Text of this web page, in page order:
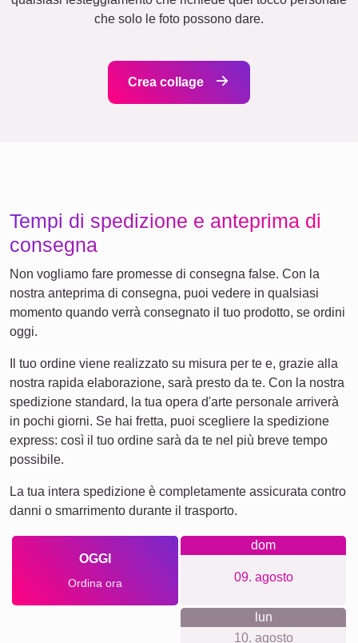
Lutto Lutto per animali domestici
Ciò per cui ci battiamo
trasparenza nei prezzi. Non richiediamo la creazione di un
account e non utilizziamo tracciamenti o inviamo newsletter.
Riteniamo che un'esperienza utente senza stress e
rispettosa della sicurezza sia essenziale. Inoltre, siamo
impegnati verso la sostenibilità ambientale nelle nostre
Questa Fotocollage è ideale per celebrare diverse
occasioni speciali: dal compleanno di un amico amante del
sposi che ama la natura. Inoltre, è un regalo perfetto per
qualsiasi festeggiamento che richiede quel tocco personale